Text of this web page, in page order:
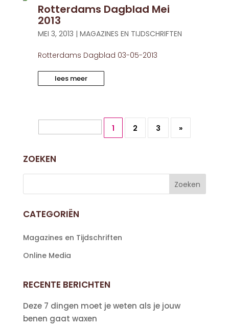
Rotterdams Dagblad Mei
2013
MEI 3, 2013 | MAGAZINES EN TIJDSCHRIFTEN
Rotterdams Dagblad 03-05-2013
lees meer
1 2 3 »
ZOEKEN
CATEGORIËN
Magazines en Tijdschriften
Online Media
RECENTE BERICHTEN
Deze 7 dingen moet je weten als je jouw
benen gaat waxen